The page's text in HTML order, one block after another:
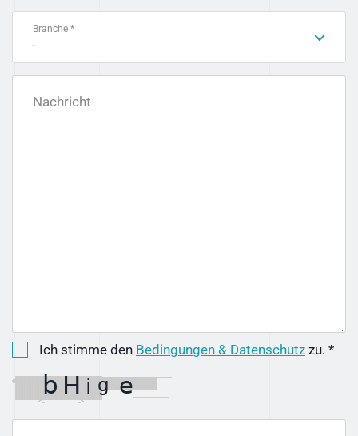
Branche *
-
Nachricht
Ich stimme den Bedingungen & Datenschutz zu. *